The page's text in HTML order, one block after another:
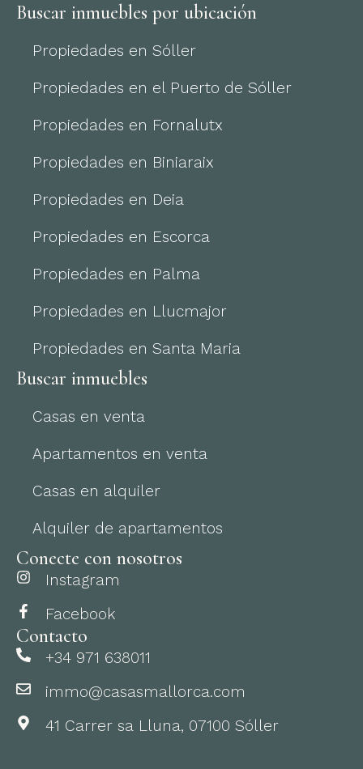
Buscar inmuebles por ubicación
Propiedades en Sóller
Propiedades en el Puerto de Sóller
Propiedades en Fornalutx
Propiedades en Biniaraix
Propiedades en Deia
Propiedades en Escorca
Propiedades en Palma
Propiedades en Llucmajor
Propiedades en Santa Maria
Buscar inmuebles
Casas en venta
Apartamentos en venta
Casas en alquiler
Alquiler de apartamentos
Conecte con nosotros
Instagram
Facebook
Contacto
+34 971 638011
immo@casasmallorca.com
41 Carrer sa Lluna, 07100 Sóller